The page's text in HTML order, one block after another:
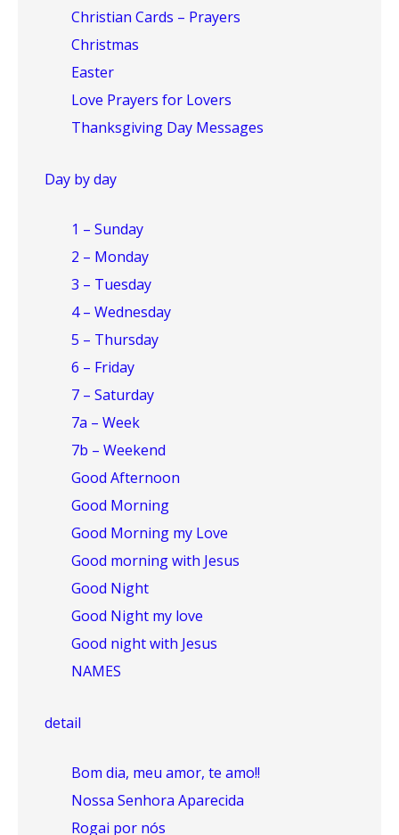
Christian Cards – Prayers
Christmas
Easter
Love Prayers for Lovers
Thanksgiving Day Messages
Day by day
1 – Sunday
2 – Monday
3 – Tuesday
4 – Wednesday
5 – Thursday
6 – Friday
7 – Saturday
7a – Week
7b – Weekend
Good Afternoon
Good Morning
Good Morning my Love
Good morning with Jesus
Good Night
Good Night my love
Good night with Jesus
NAMES
detail
Bom dia, meu amor, te amo!!
Nossa Senhora Aparecida
Rogai por nós